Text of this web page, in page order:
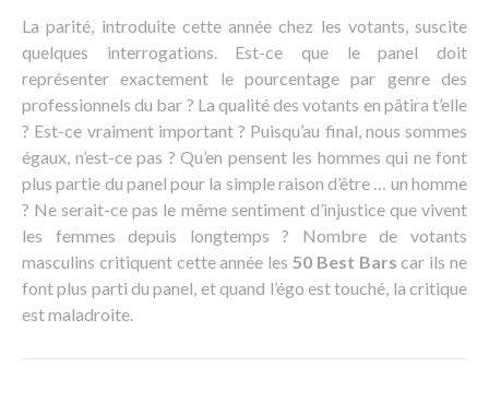
La parité, introduite cette année chez les votants, suscite
quelques interrogations. Est-ce que le panel doit
représenter exactement le pourcentage par genre des
professionnels du bar ? La qualité des votants en pâtira t’elle
? Est-ce vraiment important ? Puisqu’au final, nous sommes
égaux, n’est-ce pas ? Qu’en pensent les hommes qui ne font
plus partie du panel pour la simple raison d’être … un homme
? Ne serait-ce pas le même sentiment d’injustice que vivent
les femmes depuis longtemps ? Nombre de votants
masculins critiquent cette année les 50 Best Bars car ils ne
font plus parti du panel, et quand l’égo est touché, la critique
est maladroite.